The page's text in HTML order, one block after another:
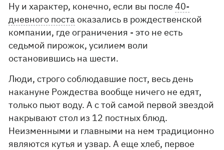
Ну и характер, конечно, если вы после40-
дневного поста оказались в рождественской
компании, где ограничения - это не есть
седьмой пирожок, усилием воли
остановившись на шести.
Люди, строго соблюдавшие пост, весь день
накануне Рождества вообще ничего не едят,
только пьют воду. А с той самой первой звездой
накрывают стол из 12 постных блюд.
Неизменными и главными на нем традиционно
являются кутья и узвар. А еще хлеб, первое